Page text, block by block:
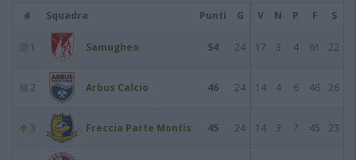
#
Squadra Punti G V N P F S
1 Samugheo 54 24 17 3 4 61 22
2 Arbus Calcio 46 24 14 4 6 46 26
3 Freccia Parte Montis 45 24 14 3 7 45 23